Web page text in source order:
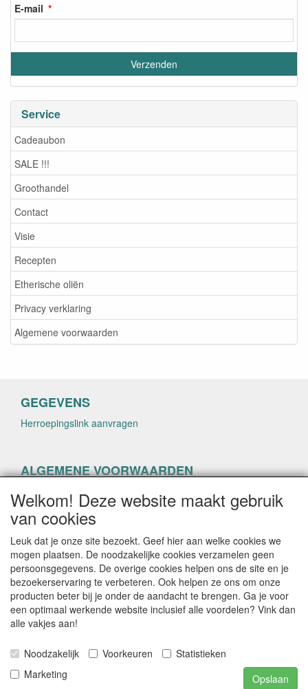
E-mail
Service
Cadeaubon
SALE !!!
Groothandel
Contact
Visie
Recepten
Etherische oliën
Privacy verklaring
Algemene voorwaarden
GEGEVENS
Herroepingslink aanvragen
ALGEMENE VOORWAARDEN
Herroepingslink aanvragen
CONTACTGEGEVENS
helenacosmetica.nl
E-mail: info@helenacosmetica.nl
Telefoon:
Welkom! Deze website maakt gebruik
van cookies
Leuk dat je onze site bezoekt. Geef hier aan welke cookies we
mogen plaatsen. De noodzakelijke cookies verzamelen geen
persoonsgegevens. De overige cookies helpen ons de site en je
bezoekerservaring te verbeteren. Ook helpen ze ons om onze
producten beter bij je onder de aandacht te brengen. Ga je voor
een optimaal werkende website inclusief alle voordelen? Vink dan
alle vakjes aan!
Noodzakelijk Voorkeuren
Statistieken
Marketing
Opslaan